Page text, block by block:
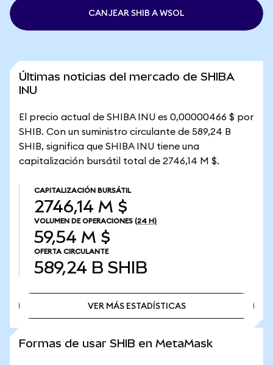
CANJEAR SHIB A WSOL
Últimas noticias del mercado de SHIBA
INU
El precio actual de SHIBA INU es 0,00000466 $ por
SHIB. Con un suministro circulante de 589,24 B
SHIB, significa que SHIBA INU tiene una
capitalización bursátil total de 2746,14 M $.
CAPITALIZACIÓN BURSÁTIL
2746,14 M $
VOLUMEN DE OPERACIONES (24 H)
59,54 M $
OFERTA CIRCULANTE
589,24 B SHIB
VER MÁS ESTADÍSTICAS
Formas de usar SHIB en MetaMask